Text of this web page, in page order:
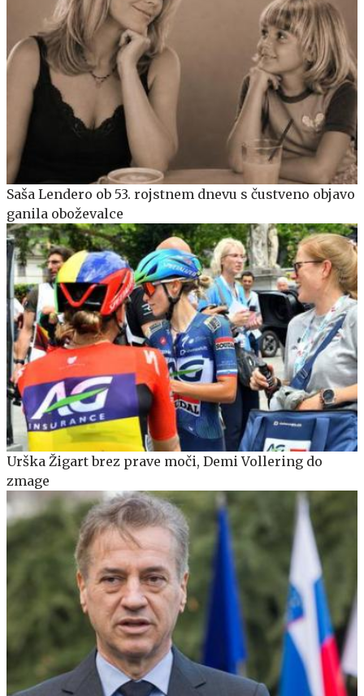
Saša Lendero ob 53. rojstnem dnevu s čustveno objavo
ganila oboževalce
Urška Žigart brez prave moči, Demi Vollering do
zmage